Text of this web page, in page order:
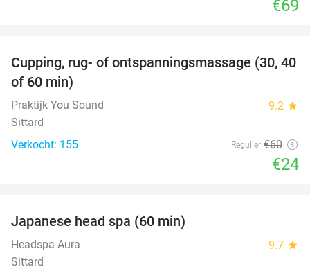
€69
60%
Cupping, rug- of ontspanningsmassage (30, 40
of 60 min)
Praktijk You Sound 9.2 star
Sittard
Verkocht: 155
Regulier €60
€24
Japanese head spa (60 min)
Headspa Aura 9.7 star
Sittard